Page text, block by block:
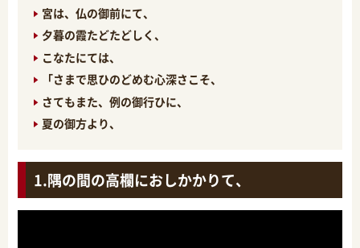
宮は、仏の御前にて、
夕暮の霞たどたどしく、
こなたにては、
「さまで思ひのどめむ心深さこそ、
さてもまた、例の御行ひに、
夏の御方より、
隅の間の高欄におしかかりて、